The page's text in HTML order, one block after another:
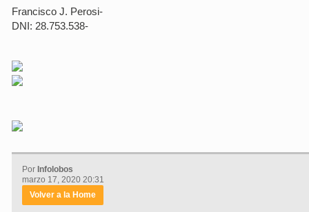
Francisco J. Perosi-
DNI: 28.753.538-
Por Infolobos
marzo 17, 2020 20:31
Volver a la Home